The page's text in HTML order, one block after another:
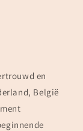
en
België